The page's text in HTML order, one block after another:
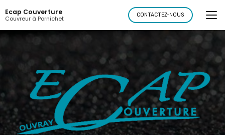
auEcap Couverture
Couvreur à Pornichet CONTACTEZ-NOUS